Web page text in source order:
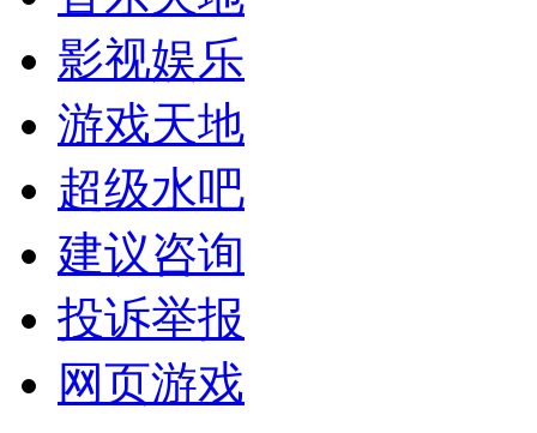
影视娱乐
游戏天地
超级水吧
建议咨询
投诉举报
网页游戏